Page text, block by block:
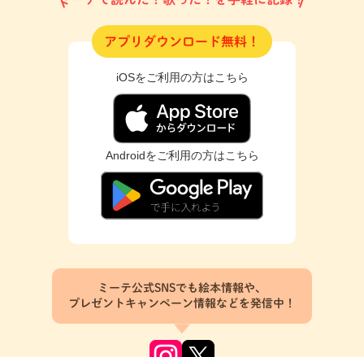
アプリダウンロード無料！
iOSをご利用の方はこちら
Androidをご利用の方はこちら
ミーテ公式SNSでも絵本情報や、
プレゼントキャンペーン情報などを発信中！